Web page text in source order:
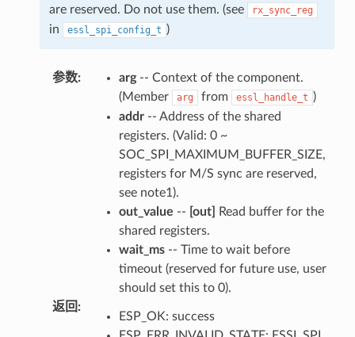
are reserved. Do not use them. (see
rx_sync_reg
in essl_spi_config_t )
参数: arg-- Context of the component.
(Member
arg from essl_handle_t )
addr-- Address of the shared
registers. (Valid: 0 ~
SOC_SPI_MAXIMUM_BUFFER_SIZE,
registers for M/S sync are reserved,
see note1).
out_value -- [out]
Read buffer for the
shared registers.
wait_ms-- Time to wait before
timeout (reserved for future use, user
should set this to 0).
返回 :
ESP_OK: success